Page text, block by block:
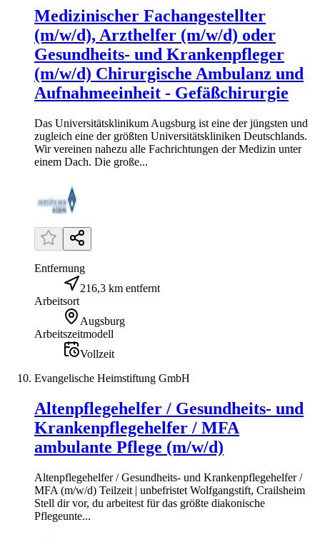
Medizinischer Fachangestellter
(m/w/d), Arzthelfer (m/w/d) oder
Gesundheits- und Krankenpfleger
(m/w/d) Chirurgische Ambulanz und
Aufnahmeeinheit - Gefäßchirurgie
Das Universitätsklinikum Augsburg ist eine der jüngsten und
zugleich eine der größten Universitätskliniken Deutschlands.
Wir vereinen nahezu alle Fachrichtungen der Medizin unter
einem Dach. Die große...
Entfernung
216,3 km entfernt
Arbeitsort
Augsburg
Arbeitszeitmodell
Vollzeit
Evangelische Heimstiftung GmbH
Altenpflegehelfer / Gesundheits- und
Krankenpflegehelfer / MFA
ambulante Pflege (m/w/d)
Altenpflegehelfer / Gesundheits- und Krankenpflegehelfer /
MFA (m/w/d) Teilzeit | unbefristet Wolfgangstift, Crailsheim
Stell dir vor, du arbeitest für das größte diakonische
Pflegeunte...